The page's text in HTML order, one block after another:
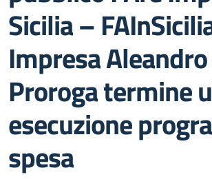
Sicilia –
Impresa
Proroga termine
esecuzione
spesa